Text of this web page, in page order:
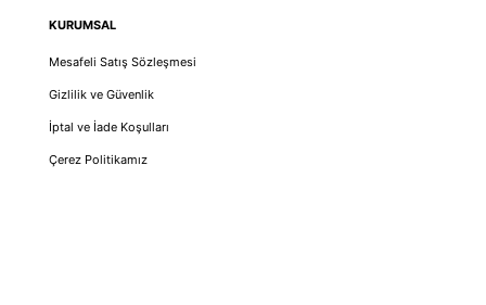
KURUMSAL
Mesafeli Satış Sözleşmesi
Gizlilik ve Güvenlik
İptal ve İade Koşulları
Çerez Politikamız